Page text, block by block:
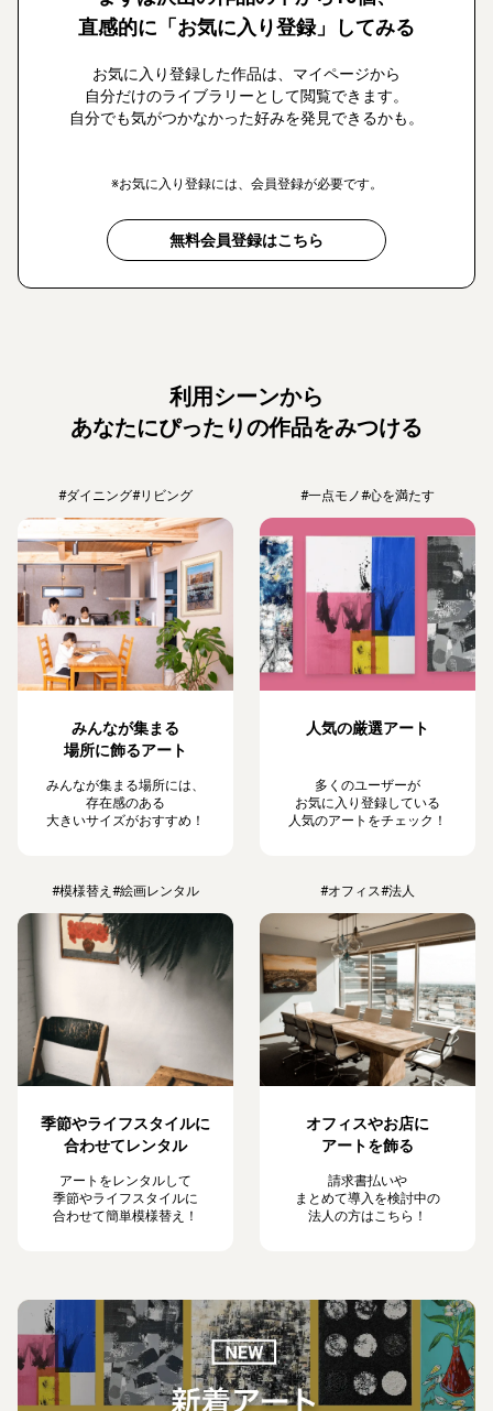
直感的に「お気に入り登録」してみる
お気に入り登録した作品は、マイページから
自分だけのライブラリーとして閲覧できます。
自分でも気がつかなかった好みを発見できるかも。
※お気に入り登録には、会員登録が必要です。
無料会員登録はこちら
利用シーンから
あなたにぴったりの作品をみつける
#ダイニング#リビング
みんなが集まる
場所に飾るアート
みんなが集まる場所には、
存在感のある
大きいサイズがおすすめ！
#一点モノ#心を満たす
人気の厳選アート
多くのユーザーが
お気に入り登録している
人気のアートをチェック！
#模様替え #絵画レンタル
季節やライフスタイルに
合わせてレンタル
アートをレンタルして
季節やライフスタイルに
合わせて簡単模様替え！
#オフィス#法人
オフィスやお店に
アートを飾る
請求書払いや
まとめて導入を検討中の
法人の方はこちら！